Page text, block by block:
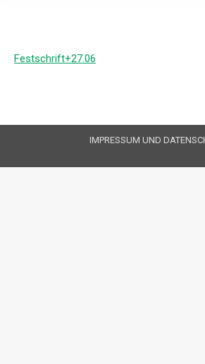
Festschrift+27.06
IMPRESSUM UND